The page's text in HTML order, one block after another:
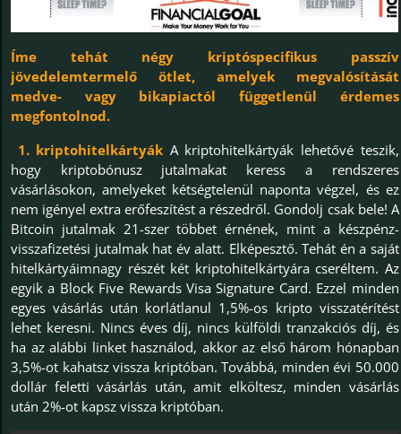
Íme tehát négy kriptóspecifikus passzív
jövedelemtermelő ötlet, amelyek megvalósítását
medve- vagy bikapiactól függetlenül érdemes
megfontolnod.
1. kriptohitelkártyák A kriptohitelkártyák lehetővé teszik,
hogy kriptobónusz jutalmakat keress a rendszeres
vásárlásokon, amelyeket kétségtelenül naponta végzel, és ez
nem igényel extra erőfeszítést a részedről. Gondolj csak bele! A
Bitcoin jutalmak 21-szer többet érnének, mint a készpénz-
visszafizetési jutalmak hat év alatt. Elképesztő. Tehát én a saját
hitelkártyáimnagy részét két kriptohitelkártyára cseréltem. Az
egyik a Block Five Rewards Visa Signature Card. Ezzel minden
egyes vásárlás után korlátlanul 1,5%-os kripto visszatérítést
lehet keresni. Nincs éves díj, nincs külföldi tranzakciós díj, és
ha az alábbi linket használod, akkor az első három hónapban
3,5%-ot kahatsz vissza kriptóban. Továbbá, minden évi 50.000
dollár feletti vásárlás után, amit elköltesz, minden vásárlás
után 2%-ot kapsz vissza kriptóban.